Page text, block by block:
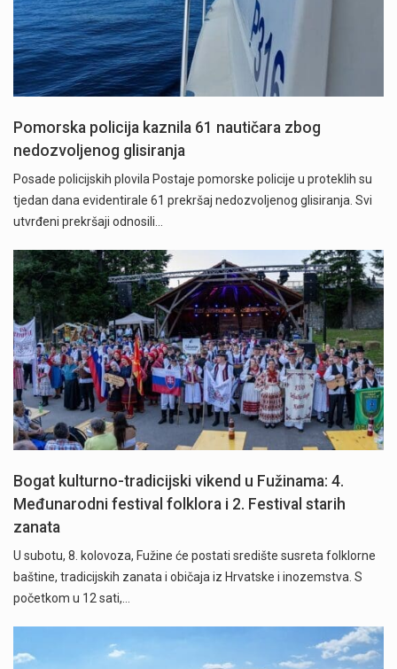
Pomorska policija kaznila 61 nautičara zbog
nedozvoljenog glisiranja
Posade policijskih plovila Postaje pomorske policije u proteklih su
tjedan dana evidentirale 61 prekršaj nedozvoljenog glisiranja. Svi
utvrđeni prekršaji odnosili…
Bogat kulturno-tradicijski vikend u Fužinama: 4.
Međunarodni festival folklora i 2. Festival starih
zanata
U subotu, 8. kolovoza, Fužine će postati središte susreta folklorne
baštine, tradicijskih zanata i običaja iz Hrvatske i inozemstva. S
početkom u 12 sati,…